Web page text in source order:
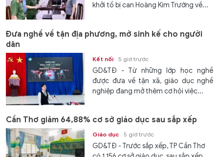
khởi tố bị can Hoàng Kim Trường về...
Đưa nghề về tận địa phương, mở sinh kế cho người
dân
Kết nối 5 giờ trước
GD&TĐ - Từ những lớp học nghề
được đưa về tận xã, giáo dục nghề
nghiệp đang mở thêm cơ hội việc...
Cần Thơ giảm 64,88% cơ sở giáo dục sau sắp xếp
Giáo dục 5 giờ trước
GD&TĐ - Trước sắp xếp, TP Cần Thơ